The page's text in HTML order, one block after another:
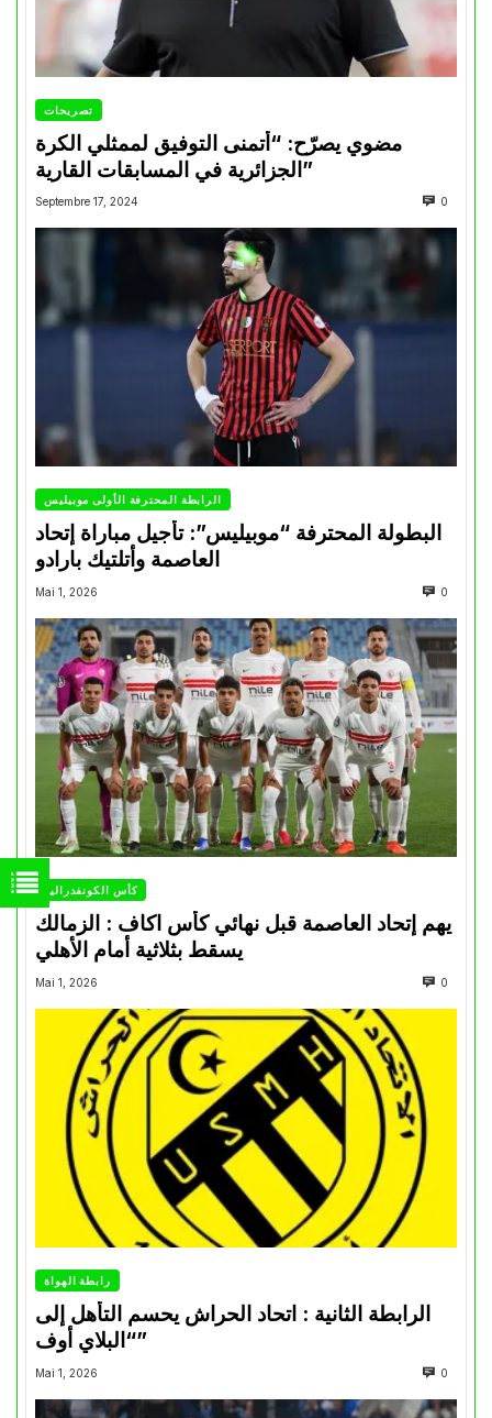
تصريحات
مضوي يصرّح: “أتمنى التوفيق لممثلي الكرة
الجزائرية في المسابقات القارية”
Septembre 17, 2024 0
الرابطة المحترفة الأولى موبيليس
البطولة المحترفة “موبيليس”: تأجيل مباراة إتحاد
العاصمة وأتلتيك بارادو
Mai 1, 2026 0
كأس الكونفدرالية
يهم إتحاد العاصمة قبل نهائي كأس اكاف : الزمالك
Mai 1, 2026 0
رابطة الهواة
الرابطة الثانية : اتحاد الحراش يحسم التأهل إلى
“البلاي أوف”
Mai 1, 2026 0